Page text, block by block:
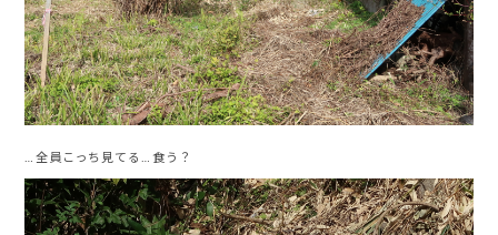
…全員こっち見てる…食う？